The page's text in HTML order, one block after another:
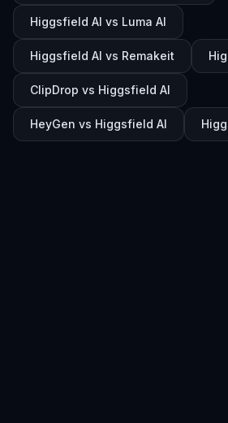
Higgsfield AI vs Luma AI
Higgsfield AI vs Remakeit
ClipDrop vs Higgsfield AI
HeyGen vs Higgsfield AI